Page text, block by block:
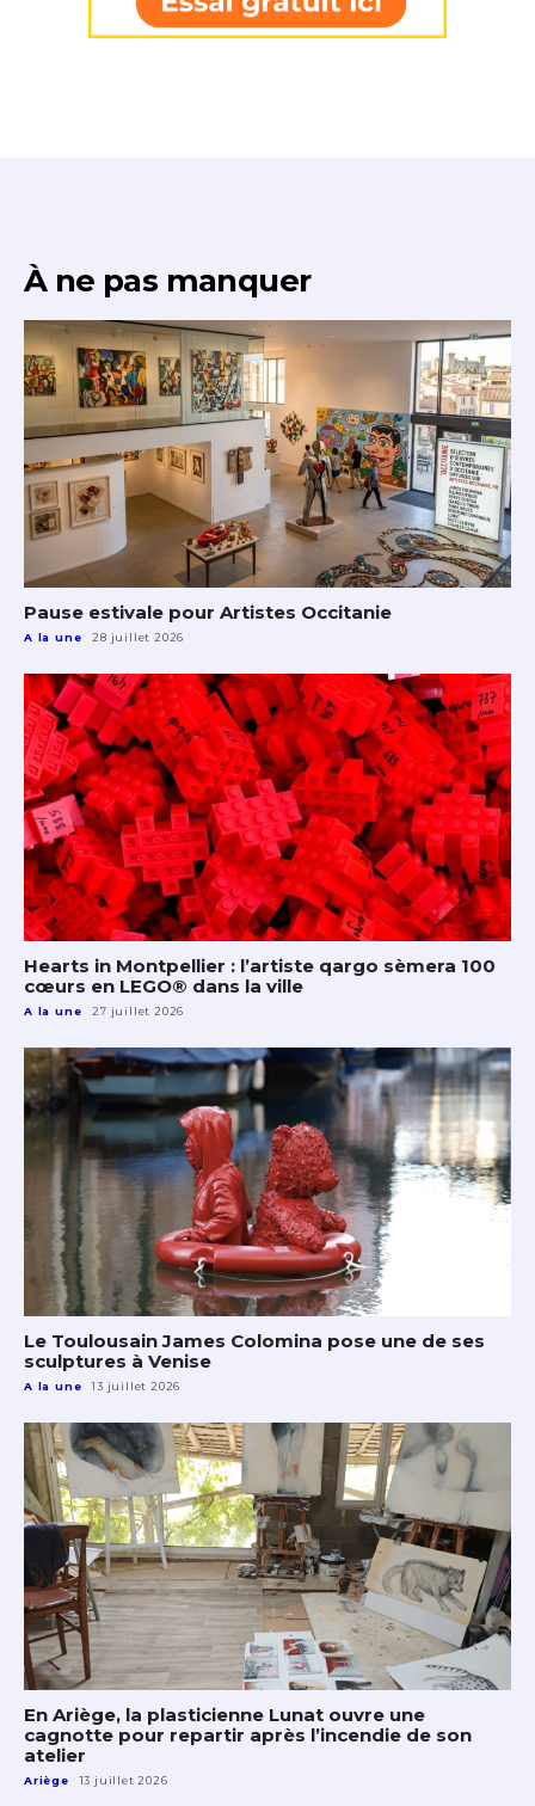
À ne pas manquer
Pause estivale pour Artistes Occitanie
A la une 28 juillet 2026
Hearts in Montpellier : l’artiste qargo sèmera 100
cœurs en LEGO® dans la ville
A la une 27 juillet 2026
Le Toulousain James Colomina pose une de ses
sculptures à Venise
A la une 13 juillet 2026
En Ariège, la plasticienne Lunat ouvre une
cagnotte pour repartir après l’incendie de son
atelier
Ariège 13 juillet 2026